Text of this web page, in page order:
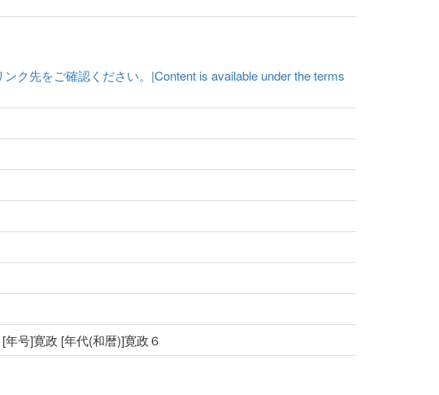
ク先をご確認ください。|Content is available under the terms
号]寛政 [年代(和暦)]寛政６